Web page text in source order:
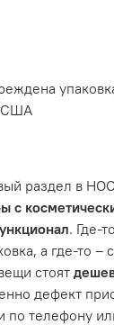
США
раздел в
с
. Где-
а где-то –
стоят
дефект
по телефону